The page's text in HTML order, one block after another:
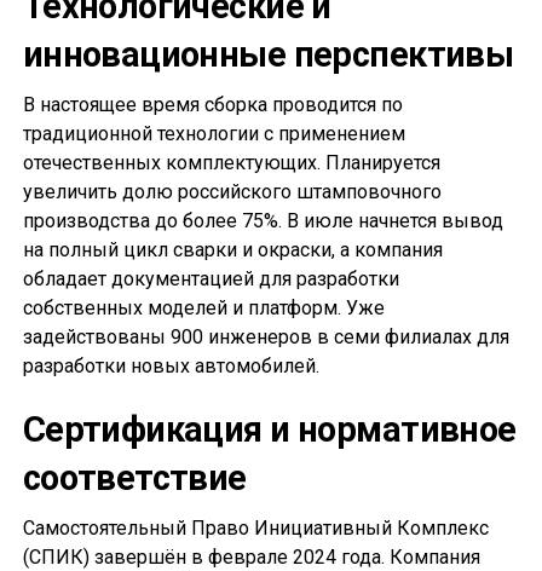
инновационные перспективы
В настоящее время сборка проводится по
традиционной технологии с применением
отечественных комплектующих. Планируется
увеличить долю российского штамповочного
производства до более 75%. В июле начнется вывод
на полный цикл сварки и окраски, а компания
обладает документацией для разработки
собственных моделей и платформ. Уже
задействованы 900 инженеров в семи филиалах для
разработки новых автомобилей.
Сертификация и нормативное
соответствие
Самостоятельный Право Инициативный Комплекс
(СПИК) завершён в феврале 2024 года. Компания